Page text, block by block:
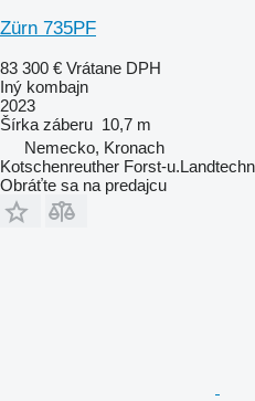
Zürn 735PF
83 300 € Vrátane DPH
Iný kombajn
2023
Šírka záberu 10,7 m
Nemecko, Kronach
Kotschenreuther Forst-
Obráťte sa na predajcu